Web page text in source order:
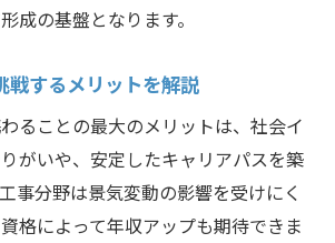
成の基盤となります。
戦するメリットを解説
ることの最大のメリットは、社会イ
がいや、安定したキャリアパスを築
事分野は景気変動の影響を受けにく
格によって年収アップも期待できま